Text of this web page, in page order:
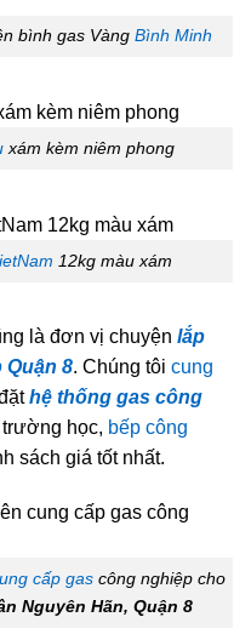
bình gas Vàng Bình Minh
xám kèm niêm phong
12kg màu xám
là đơn vị chuyện lắp
Quận 8. Chúng tôi cung
hệ thống gas công
trường học, bếp công
sách giá tốt nhất.
cấp gas công nghiệp cho
Nguyên Hãn, Quận 8